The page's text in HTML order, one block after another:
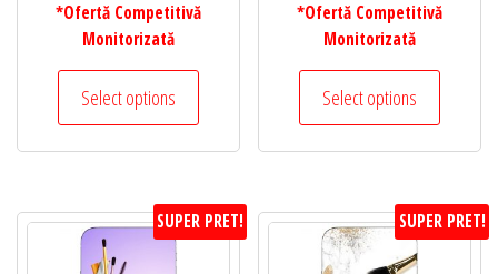
*Ofertă Competitivă
Monitorizată
Select options
*Ofertă Competitivă
Monitorizată
Select options
SUPER PRET! SUPER PRET!